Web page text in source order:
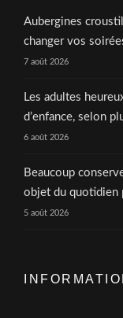
Aubergines
changer vos
7 août 2026
Les adultes
d’enfance, selon
6 août 2026
Beaucoup
objet du quotidien
5 août 2026